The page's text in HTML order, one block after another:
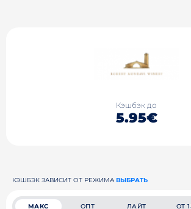
Кэшбэк до
5.95€
КЭШБЭК ЗАВИСИТ ОТ РЕЖИМА ВЫБРАТЬ
МАКС ОПТ ЛАЙТ ОТ